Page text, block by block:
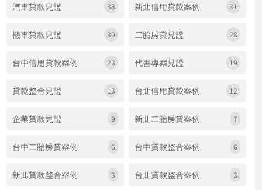
汽車貸款見證 38 新北信用貸款案例 31
機車貸款見證 30 二胎房貸見證 28
台中信用貸款案例 23 代書專案見證 19
貸款整合見證 13 台北信用貸款案例 12
企業貸款見證 9 新北二胎房貸案例 7
台中二胎房貸案例 6 台中貸款整合案例 6
新北貸款整合案例 3 台北貸款整合案例 3